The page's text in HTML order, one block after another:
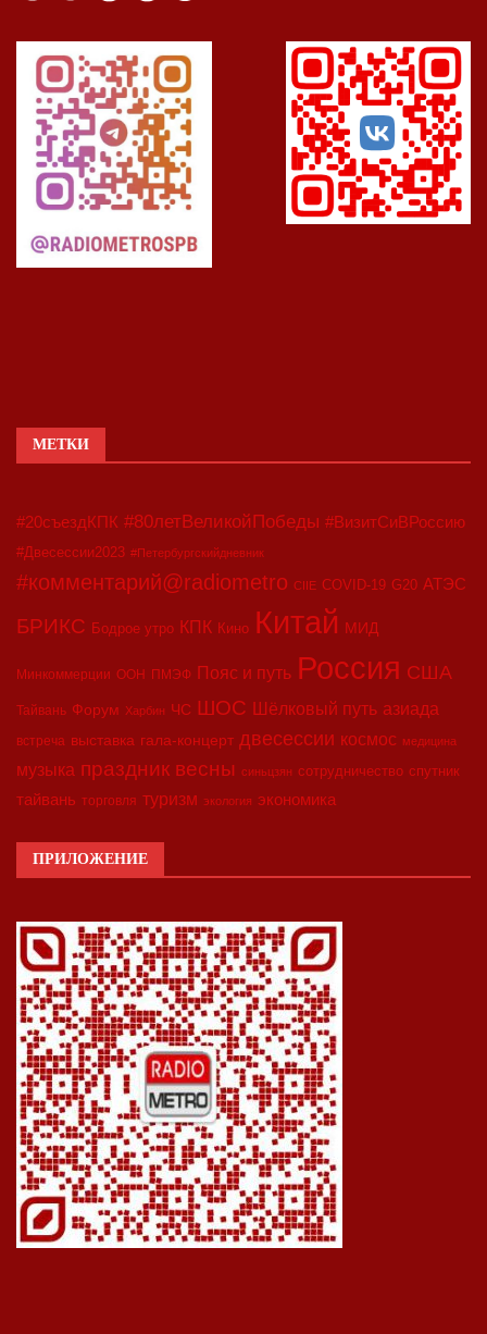
МЕТКИ
#20съездКПК #80летВеликойПобеды #ВизитСиВРоссию
#Двесессии2023 #Петербургскийдневник
#комментарий@radiometro CIIE COVID-19 G20 АТЭС
БРИКС Бодрое утро КПК Кино Китай МИД
Минкоммерции ООН ПМЭФ Пояс и путь Россия США
Тайвань Форум Харбин ЧС ШОС Шёлковый путь азиада
встреча выставка гала-концерт двесессии космос медицина
музыка праздник весны синьцзян сотрудничество спутник
тайвань торговля туризм экология экономика
ПРИЛОЖЕНИЕ